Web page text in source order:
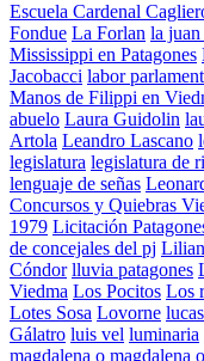
Escuela Cardenal
Fondue La Forlan la
Mississippi en Patagones
Jacobacci labor
Manos de Filippi en
abuelo Laura Guidolin
Artola Leandro Lascano
legislatura legislatura de
lenguaje de señas
Concursos y Quiebras
1979 Licitación
de concejales del pj
Cóndor lluvia patagones
Viedma Los Pocitos Los
Lotes Sosa Lovorne
Gálatro luis vel luminaria
magdalena o magdalena